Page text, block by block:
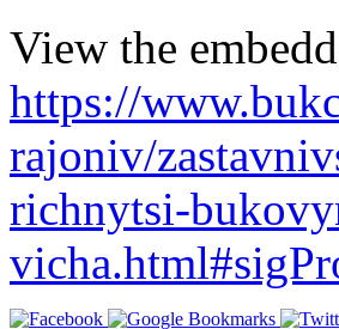
View the
https://
rajoniv/
richnytsi-